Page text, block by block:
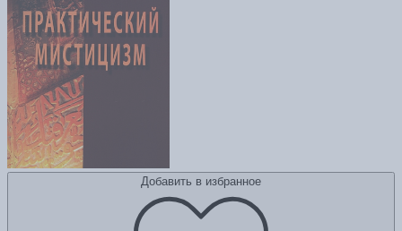
Добавить в избранное